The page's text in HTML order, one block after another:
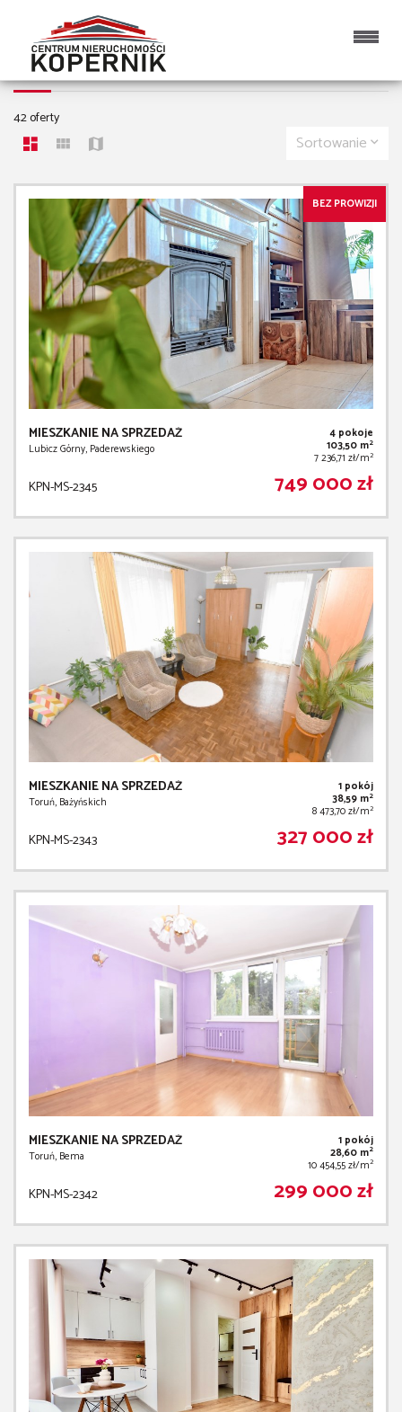
MIESZKANIA NA SPRZEDAŻ
42 oferty
Sortowanie
BEZ PROWIZJI
MIESZKANIE NA SPRZEDAŻ
Lubicz Górny, Paderewskiego
4 pokoje
103,50 m2
7 236,71 zł/m2
KPN-MS-2345 749 000 zł
MIESZKANIE NA SPRZEDAŻ
Toruń, Bażyńskich
1 pokój
38,59 m2
8 473,70 zł/m2
KPN-MS-2343 327 000 zł
MIESZKANIE NA SPRZEDAŻ
Toruń, Bema
1 pokój
28,60 m2
10 454,55 zł/m2
KPN-MS-2342 299 000 zł